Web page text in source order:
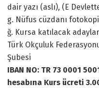
dair yazı (aslı), (E
g. Nüfus cüzdanı
ğ. Kursa katılacak
Türk Okçuluk
Şubesi
IBAN NO: TR 73 0001
hesabına Kurs ücreti